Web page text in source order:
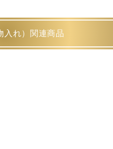
入れ）関連商品